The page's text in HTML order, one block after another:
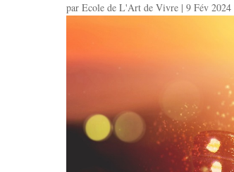
parEcole de L'Art de Vivre |9 Fév 2024